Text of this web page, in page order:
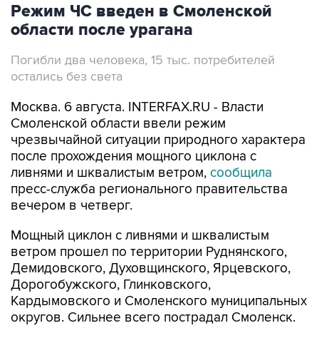
Режим ЧС введен в Смоленской
области после урагана
Погибли два человека, 15 тыс. потребителей
остались без света
Москва. 6 августа. INTERFAX.RU - Власти
Смоленской области ввели режим
чрезвычайной ситуации природного характера
после прохождения мощного циклона с
ливнями и шквалистым ветром, сообщила
пресс-служба регионального правительства
вечером в четверг.
Мощный циклон с ливнями и шквалистым
ветром прошел по территории Руднянского,
Демидовского, Духовщинского, Ярцевского,
Дорогобужского, Глинковского,
Кардымовского и Смоленского муниципальных
округов. Сильнее всего пострадал Смоленск.